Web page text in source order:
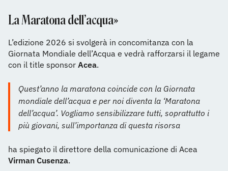
La Maratona dell’acqua»
L’edizione 2026 si svolgerà in concomitanza con la
Giornata Mondiale dell’Acqua e vedrà rafforzarsi il legame
con il title sponsor Acea.
Quest’anno la maratona coincide con la Giornata
mondiale dell’acqua e per noi diventa la ‘Maratona
dell’acqua’. Vogliamo sensibilizzare tutti, soprattutto i
più giovani, sull’importanza di questa risorsa
ha spiegato il direttore della comunicazione di Acea
Virman Cusenza.